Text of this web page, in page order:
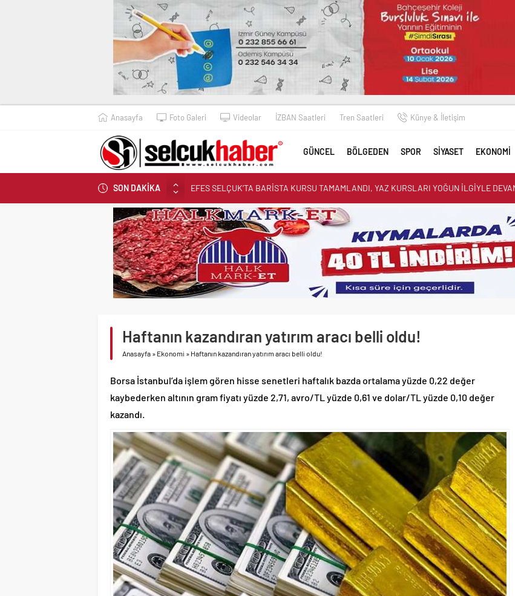
Anasayfa Foto Galeri Videolar İZBAN Saatleri Tren Saatleri Künye & İletişim
GÜNCEL BÖLGEDEN SPOR SİYASET EKONOMİ
SON DAKİKA
Cumhur İttifakı’ndan Belevi Çıkarması: “Bu Kış Doğalgaz Geliyor”
İZBETON EKİPLERİ EFES SELÇUK’TA YOLLARI YENİLİYOR
ONBAŞIOĞLU: “SELÇUK 11 YILDIR HASTANE BEKLİYOR, İKTİDAR HÂLÂ BAHANE
EFES SELÇUK BELEDİYESİ EMEKÇİLERİNE ENGELLİ HAKLARI EĞİTİMİ
EFES SELÇUK’TA BARİSTA KURSU TAMAMLANDI, YAZ KURSLARI YOĞUN İLGİYLE
Haftanın kazandıran yatırım aracı belli oldu!
Anasayfa » Ekonomi » Haftanın kazandıran yatırım aracı belli oldu!
Borsa İstanbul’da işlem gören hisse senetleri haftalık bazda ortalama yüzde 0,22 değer
kaybederken altının gram fiyatı yüzde 2,71, avro/TL yüzde 0,61 ve dolar/TL yüzde 0,10 değer
kazandı.